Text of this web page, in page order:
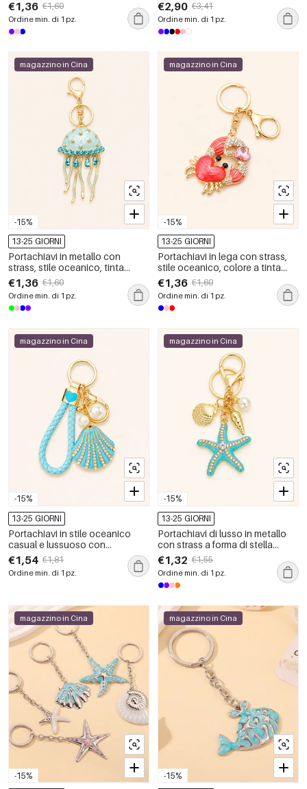
colore a forma di pesce.
€1,36 €1,60
Ordine min. di 1 pz.
sfumatura a conchiglia. Serie di
lusso
€2,90 €3,41
Ordine min. di 1 pz.
-15%
magazzino in Cina
13-25 GIORNI
Portachiavi in metallo con
strass, stile oceanico, tinta
unita, serie semplice, animale
naturale, colore sfumato
€1,36 €1,60
Ordine min. di 1 pz.
-15%
magazzino in Cina
13-25 GIORNI
Portachiavi in lega con strass,
stile oceanico, colore a tinta
unita, serie di lusso, cuore
naturale, animale
€1,36 €1,60
Ordine min. di 1 pz.
-15%
magazzino in Cina
13-25 GIORNI
Portachiavi in stile oceanico
casual e lussuoso con
conchiglie intrecciate in metallo
e strass, serie casual.
€1,54 €1,81
Ordine min. di 1 pz.
-15%
magazzino in Cina
13-25 GIORNI
Portachiavi di lusso in metallo
con strass a forma di stella
marina, stile oceanico, colore
naturale tinta unita.
€1,32 €1,55
Ordine min. di 1 pz.
-15%
magazzino in Cina
-15%
magazzino in Cina